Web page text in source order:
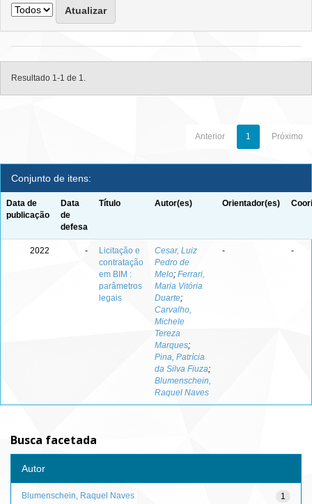
Resultado 1-1 de 1.
Anterior 1 Próximo
Conjunto de itens:
Data de
publicação
Data
de
defesa
Título Autor(es) Orientador(es)
2022 -
Licitação e
contratação
em BIM :
parâmetros
legais
Cesar, Luiz
Pedro de
Melo; Ferrari,
Maria Vitória
Duarte;
Carvalho,
Michele
Tereza
Marques;
Pina, Patrícia
da Silva Fiuza;
Blumenschein,
Raquel Naves
- -
Busca facetada
Autor
1
Blumenschein, Raquel Naves